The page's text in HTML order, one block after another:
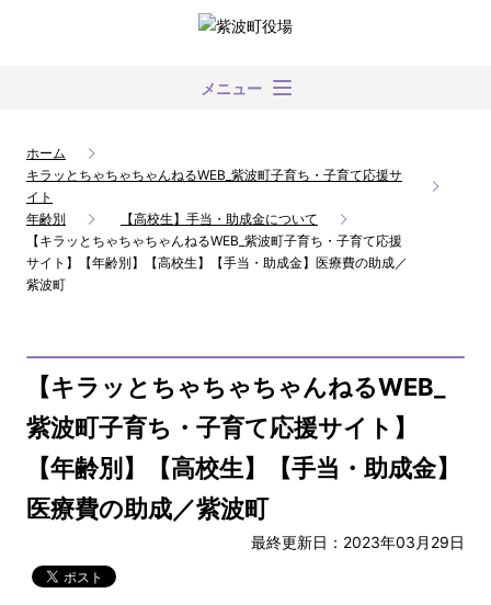
メニュー
ホーム
キラッとちゃちゃちゃんねるWEB_紫波町子育ち・子育て応援サ
イト
年齢別
【高校生】手当・助成金について
【キラッとちゃちゃちゃんねるWEB_紫波町子育ち・子育て応援
サイト】【年齢別】【高校生】【手当・助成金】医療費の助成／
紫波町
【キラッとちゃちゃちゃんねるWEB_
紫波町子育ち・子育て応援サイト】
【年齢別】【高校生】【手当・助成金】
医療費の助成／紫波町
最終更新日：2023年03月29日